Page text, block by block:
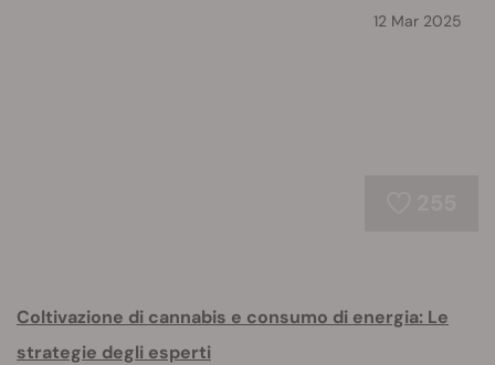
12 Mar 2025
Coltivazione di cannabis e consumo di energia: Le
strategie degli esperti